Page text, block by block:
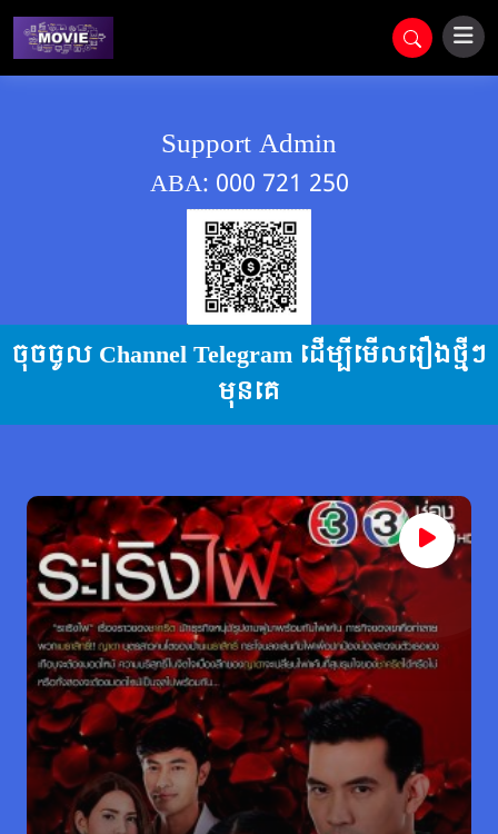
Support Admin
ABA: 000 721 250
ចុចចូល Channel Telegram ដើម្បីមើលរឿងថ្មីៗ
មុនគេ